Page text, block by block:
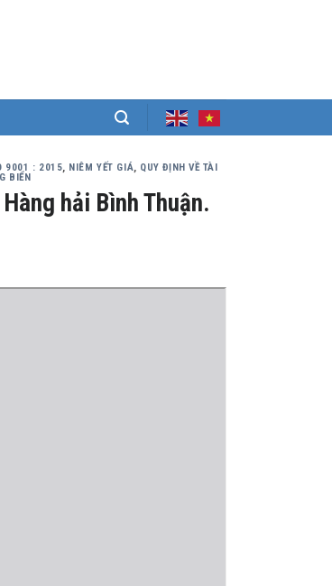
9001 : 2015, NIÊM YẾT GIÁ, QUY ĐỊNH VỀ TÀI
BIỂN
hải Bình Thuận.